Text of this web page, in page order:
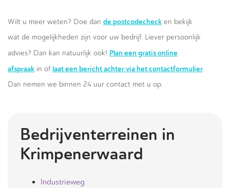
Wilt u meer weten? Doe dan de postcodecheck en bekijk
wat de mogelijkheden zijn voor uw bedrijf. Liever persoonlijk
advies? Dan kan natuurlijk ook! Plan een gratis online
afspraak in of laat een bericht achter via het contactformulier.
Dan nemen we binnen 24 uur contact met u op.
Bedrijventerreinen in
Krimpenerwaard
Industrieweg